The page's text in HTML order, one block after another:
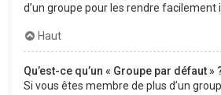
d’un groupe pour les rendre facilement
Haut
Qu’est-ce qu’un « Groupe par défaut »
Si vous êtes membre de plus d’un